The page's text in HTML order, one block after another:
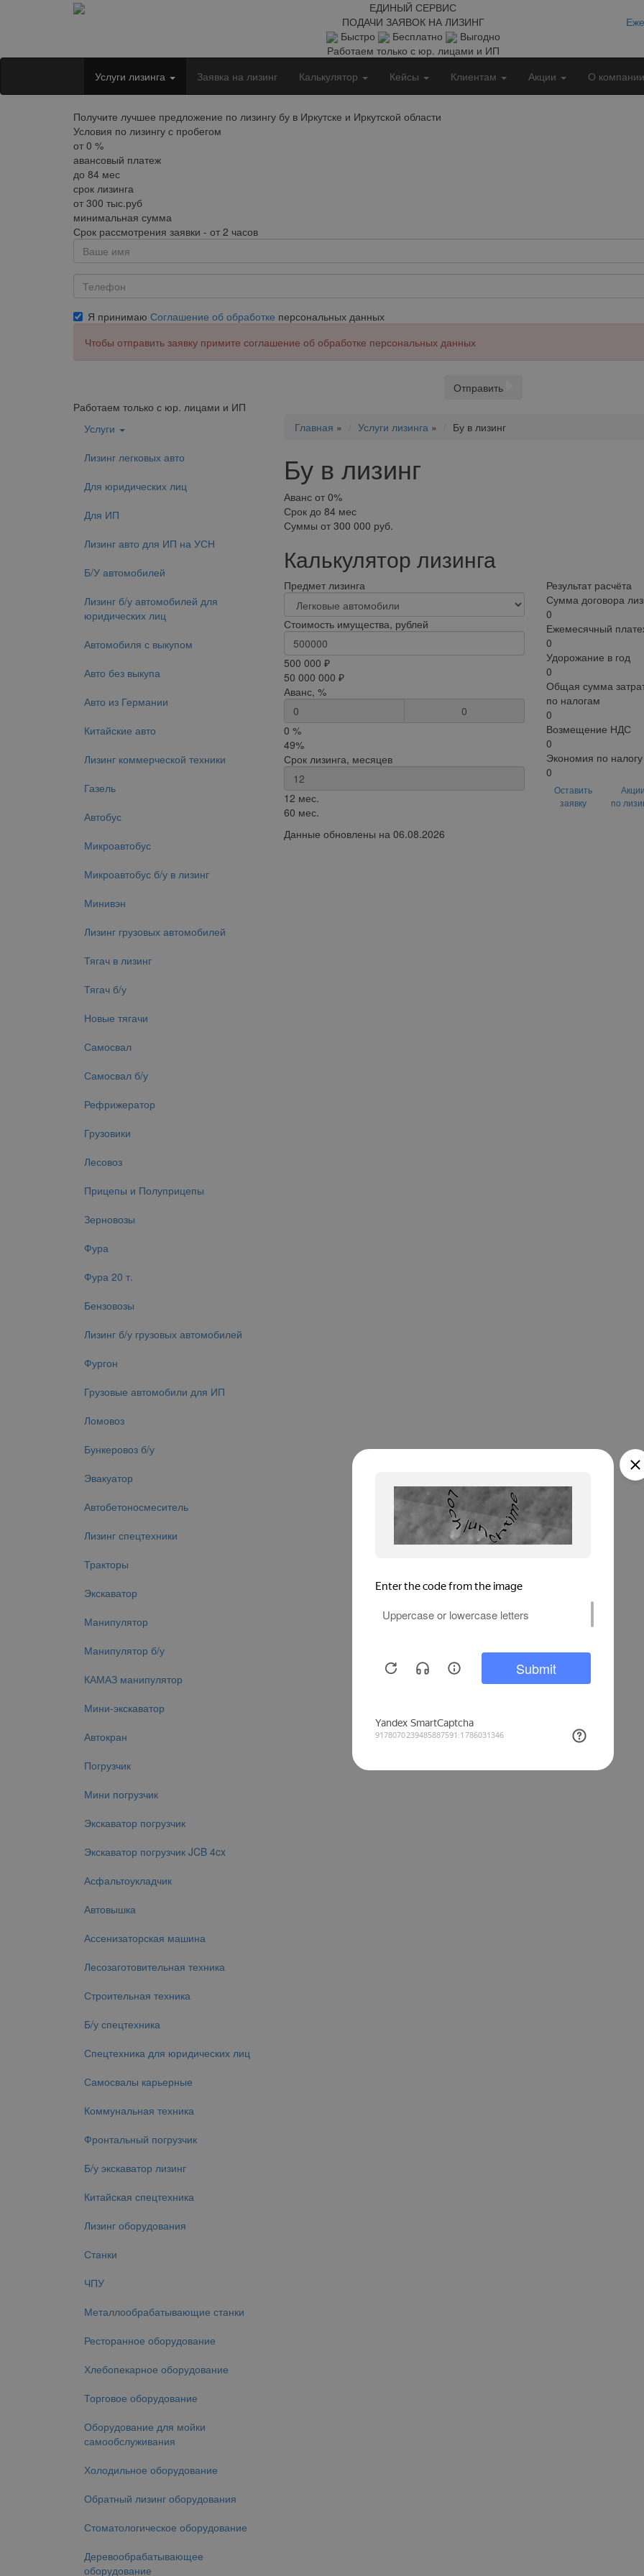
ЕДИНЫЙ СЕРВИС
ПОДАЧИ ЗАЯВОК НА ЛИЗИНГ
Быстро
Бесплатно
Выгодно
Работаем только с юр. лицами и ИП
Услуги лизинга Заявка на лизинг Калькулятор Кейсы Клиентам Акции О компании
Получите лучшее предложение по лизингу бу в Иркутске и Иркутской области
Условия по лизингу с пробегом
от 0 %
авансовый платеж
до 84 мес
срок лизинга
от 300 тыс.руб
минимальная сумма
Срок рассмотрения заявки - от 2 часов
Я принимаю Соглашение об обработке персональных данных
Чтобы отправить заявку примите соглашение об обработке персональных данных
Отправить
Работаем только с юр. лицами и ИП
Услуги
Лизинг легковых авто
Для юридических лиц
Для ИП
Лизинг авто для ИП на УСН
Б/У автомобилей
Лизинг б/у автомобилей для
юридических лиц
Автомобиля с выкупом
Авто без выкупа
Авто из Германии
Китайские авто
Лизинг коммерческой техники
Газель
Автобус
Микроавтобус
Микроавтобус б/у в лизинг
Минивэн
Лизинг грузовых автомобилей
Тягач в лизинг
Тягач б/у
Новые тягачи
Самосвал
Самосвал б/у
Рефрижератор
Грузовики
Лесовоз
Прицепы и Полуприцепы
Зерновозы
Фура
Фура 20 т.
Бензовозы
Лизинг б/у грузовых автомобилей
Фургон
Грузовые автомобили для ИП
Ломовоз
Бункеровоз б/у
Эвакуатор
Автобетоносмеситель
Лизинг спецтехники
Тракторы
Экскаватор
Манипулятор
Манипулятор б/у
КАМАЗ манипулятор
Мини-экскаватор
Автокран
Погрузчик
Мини погрузчик
Экскаватор погрузчик
Экскаватор погрузчик JCB 4cx
Асфальтоукладчик
Автовышка
Ассенизаторская машина
Лесозаготовительная техника
Строительная техника
Б/у спецтехника
Спецтехника для юридических лиц
Самосвалы карьерные
Коммунальная техника
Фронтальный погрузчик
Б/у экскаватор лизинг
Китайская спецтехника
Лизинг оборудования
Станки
ЧПУ
Металлообрабатывающие станки
Ресторанное оборудование
Хлебопекарное оборудование
Торговое оборудование
Оборудование для мойки
самообслуживания
Холодильное оборудование
Обратный лизинг оборудования
Стоматологическое оборудование
Деревообрабатывающее
оборудование
Главная » Услуги лизинга» Бу в лизинг
Бу в лизинг
Аванс от 0%
Срок до 84 мес
Суммы от 300 000 руб.
Калькулятор лизинга
Предмет лизинга
Стоимость имущества, рублей
500 000 ₽
50 000 000 ₽
Аванс, %
0
0 %
49%
Срок лизинга, месяцев
12 мес.
60 мес.
Результат расчёта
Сумма договора
0
Ежемесячный
0
Удорожание в год
0
Общая сумма
по налогам
0
Возмещение НДС
0
Экономия по
0
Оставить
заявку
Акции
по
Данные обновлены на 06.08.2026